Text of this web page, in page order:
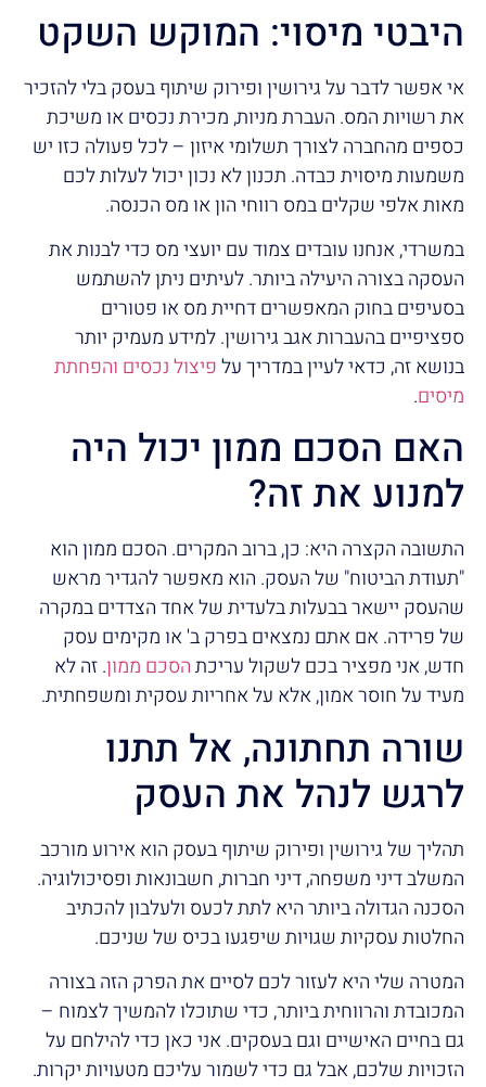
היבטי מיסוי: המוקש השקט
אי אפשר לדבר על גירושין ופירוק שיתוף בעסק בלי להזכיר
את רשויות המס. העברת מניות, מכירת נכסים או משיכת
כספים מהחברה לצורך תשלומי איזון – לכל פעולה כזו יש
משמעות מיסוית כבדה. תכנון לא נכון יכול לעלות לכם
מאות אלפי שקלים במס רווחי הון או מס הכנסה.
במשרדי, אנחנו עובדים צמוד עם יועצי מס כדי לבנות את
העסקה בצורה היעילה ביותר. לעיתים ניתן להשתמש
בסעיפים בחוק המאפשרים דחיית מס או פטורים
ספציפיים בהעברות אגב גירושין. למידע מעמיק יותר
בנושא זה, כדאי לעיין במדריך עלפיצול נכסים והפחתת
מיסים.
האם הסכם ממון יכול היה
למנוע את זה?
התשובה הקצרה היא: כן, ברוב המקרים. הסכם ממון הוא
"תעודת הביטוח" של העסק. הוא מאפשר להגדיר מראש
שהעסק יישאר בבעלות בלעדית של אחד הצדדים במקרה
של פרידה. אם אתם נמצאים בפרק ב' או מקימים עסק
חדש, אני מפציר בכם לשקול עריכתהסכם ממון. זה לא
מעיד על חוסר אמון, אלא על אחריות עסקית ומשפחתית.
שורה תחתונה, אל תתנו
לרגש לנהל את העסק
תהליך של גירושין ופירוק שיתוף בעסק הוא אירוע מורכב
המשלב דיני משפחה, דיני חברות, חשבונאות ופסיכולוגיה.
הסכנה הגדולה ביותר היא לתת לכעס ולעלבון להכתיב
החלטות עסקיות שגויות שיפגעו בכיס של שניכם.
המטרה שלי היא לעזור לכם לסיים את הפרק הזה בצורה
המכובדת והרווחית ביותר, כדי שתוכלו להמשיך לצמוח –
גם בחיים האישיים וגם בעסקים. אני כאן כדי להילחם על
הזכויות שלכם, אבל גם כדי לשמור עליכם מטעויות יקרות.